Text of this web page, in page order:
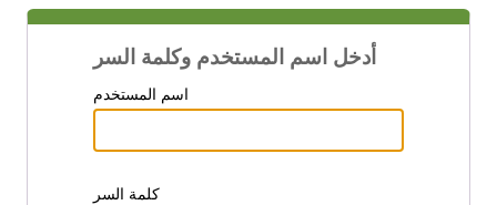
أدخل اسم المستخدم وكلمة السر
اسم المستخدم
كلمة السر